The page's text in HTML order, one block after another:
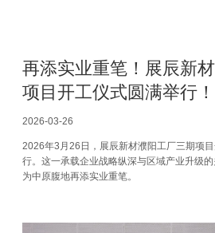
再添实业重笔！展辰新
项目开工仪式圆满举行！
2026-03-26
2026年3月26日，展辰新材濮阳工厂三期项
行。这一承载企业战略纵深与区域产业升级
为中原腹地再添实业重笔。